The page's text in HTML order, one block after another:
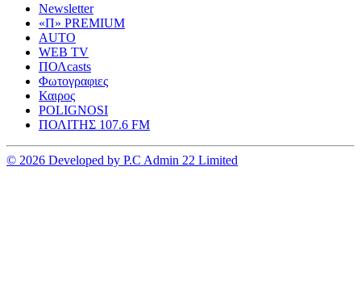
Newsletter
«Π» PREMIUM
AUTO
WEB TV
ΠΟΛcasts
Φωτογραφιες
Καιρος
POLIGNOSI
ΠΟΛΙΤΗΣ 107.6 FM
© 2026 Developed by P.C Admin 22 Limited